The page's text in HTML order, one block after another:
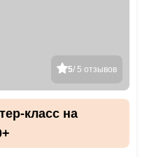
5/ 5 отзывов
класс на